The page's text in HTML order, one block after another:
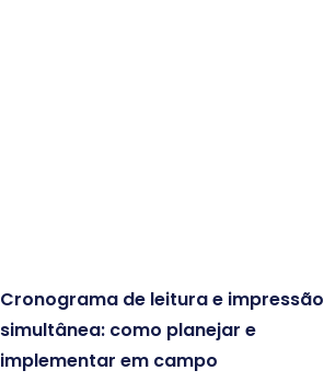
Cronograma de leitura e impressão
simultânea: como planejar e
implementar em campo